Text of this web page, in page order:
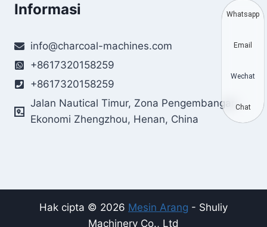
Informasi
info@charcoal-machines.com
+8617320158259
+8617320158259
Jalan Nautical Timur, Zona Pengembangan
Ekonomi Zhengzhou, Henan, China
Hak cipta © 2026 Mesin Arang - Shuliy
Machinery Co., Ltd
Whatsapp
Email
Wechat
Chat